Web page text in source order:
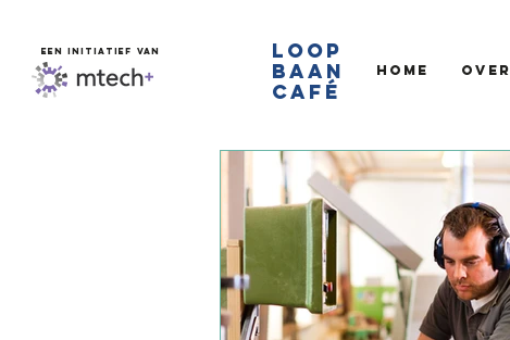
EEN INITIATIEF VAN
LOOP
BAAN
CAFé
Home Over